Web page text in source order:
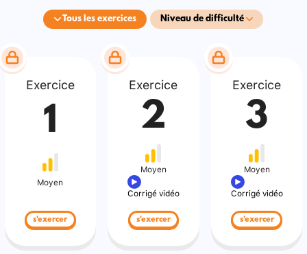
Tous les exercices Niveau de difficulté
Exercice
1
Moyen
s'exercer
Exercice
2
Moyen
Corrigé vidéo
s'exercer
Exercice
3
Moyen
Corrigé vidéo
s'exercer